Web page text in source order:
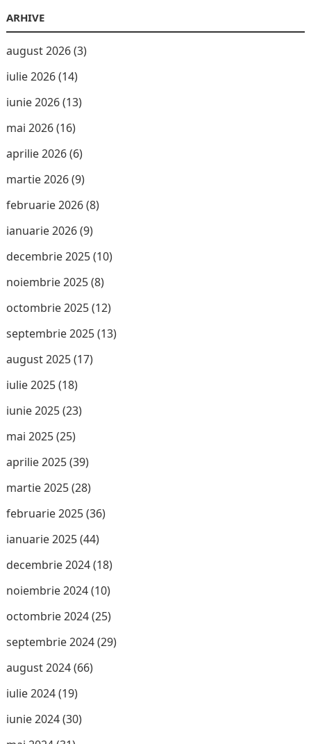
ARHIVE
august 2026(3)
iulie 2026(14)
iunie 2026(13)
mai 2026(16)
aprilie 2026(6)
martie 2026(9)
februarie 2026(8)
ianuarie 2026(9)
decembrie 2025(10)
noiembrie 2025(8)
octombrie 2025(12)
septembrie 2025(13)
august 2025(17)
iulie 2025(18)
iunie 2025(23)
mai 2025(25)
aprilie 2025(39)
martie 2025(28)
februarie 2025(36)
ianuarie 2025(44)
decembrie 2024(18)
noiembrie 2024(10)
octombrie 2024(25)
septembrie 2024(29)
august 2024(66)
iulie 2024(19)
iunie 2024(30)